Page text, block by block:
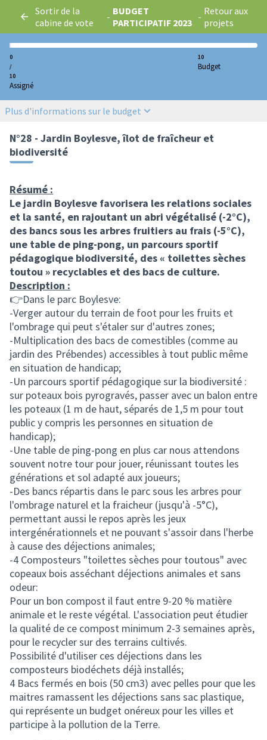
Sortir de la
cabine de vote
- BUDGET
PARTICIPATIF 2023 - Retour aux
projets
0
/
10
Assigné
10
Budget
Plus d'informations sur le budget
N°28 - Jardin Boylesve, îlot de fraîcheur et
biodiversité
Résumé :
Le jardin Boylesve favorisera les relations sociales
et la santé, en rajoutant un abri végétalisé (-2°C),
des bancs sous les arbres fruitiers au frais (-5°C),
une table de ping-pong, un parcours sportif
pédagogique biodiversité, des « toilettes sèches
toutou » recyclables et des bacs de culture.
Description :
👉Dans le parc Boylesve:
-Verger autour du terrain de foot pour les fruits et
l'ombrage qui peut s'étaler sur d'autres zones;
-Multiplication des bacs de comestibles (comme au
jardin des Prébendes) accessibles à tout public même
en situation de handicap;
-Un parcours sportif pédagogique sur la biodiversité :
sur poteaux bois pyrogravés, passer avec un balon entre
les poteaux (1 m de haut, séparés de 1,5 m pour tout
public y compris les personnes en situation de
handicap);
-Une table de ping-pong en plus car nous attendons
souvent notre tour pour jouer, réunissant toutes les
générations et sol adapté aux joueurs;
-Des bancs répartis dans le parc sous les arbres pour
l'ombrage naturel et la fraicheur (jusqu'à -5°C),
permettant aussi le repos après les jeux
intergénérationnels et ne pouvant s'assoir dans l'herbe
à cause des déjections animales;
-4 Composteurs "toilettes sèches pour toutous" avec
copeaux bois asséchant déjections animales et sans
odeur:
Pour un bon compost il faut entre 9-20 % matière
animale et le reste végétal. L'association peut étudier
la qualité de ce compost minimum 2-3 semaines après,
pour le recycler sur des terrains cultivés.
Possibilité d'utiliser ces déjections dans les
composteurs biodéchets déjà installés;
4 Bacs fermés en bois (50 cm3) avec pelles pour que les
maitres ramassent les déjections sans sac plastique,
qui représente un budget onéreux pour les villes et
participe à la pollution de la Terre.